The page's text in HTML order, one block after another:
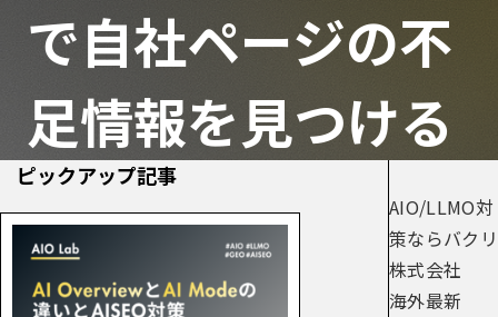
で自社ページの不
足情報を見つける
AIO/LLMO対
策ならバクリ
株式会社
海外最新
ピックアップ記事